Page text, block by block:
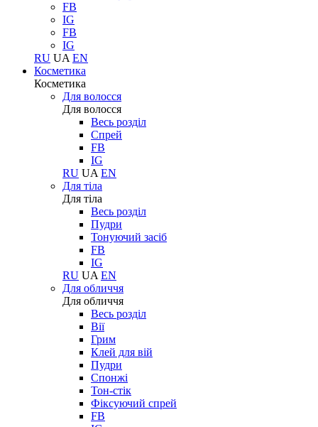
FB
IG
FB
IG
RU UA EN
Косметика
Косметика
Для волосся
Для волосся
Весь розділ
Спрей
FB
IG
RU UA EN
Для тіла
Для тіла
Весь розділ
Пудри
Тонуючий засіб
FB
IG
RU UA EN
Для обличчя
Для обличчя
Весь розділ
Вії
Грим
Клей для вій
Пудри
Спонжі
Тон-стік
Фіксуючий спрей
FB